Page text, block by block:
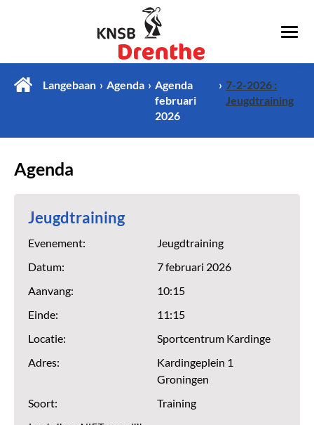
Langebaan Agenda
Agenda
februari
2026
7-2-2026 :
Jeugdtraining
Agenda
Jeugdtraining
Evenement:
Jeugdtraining
Datum:
7 februari 2026
Aanvang:
10:15
Einde:
11:15
Locatie:
Sportcentrum Kardinge
Adres:
Kardingeplein 1
Groningen
Soort:
Training